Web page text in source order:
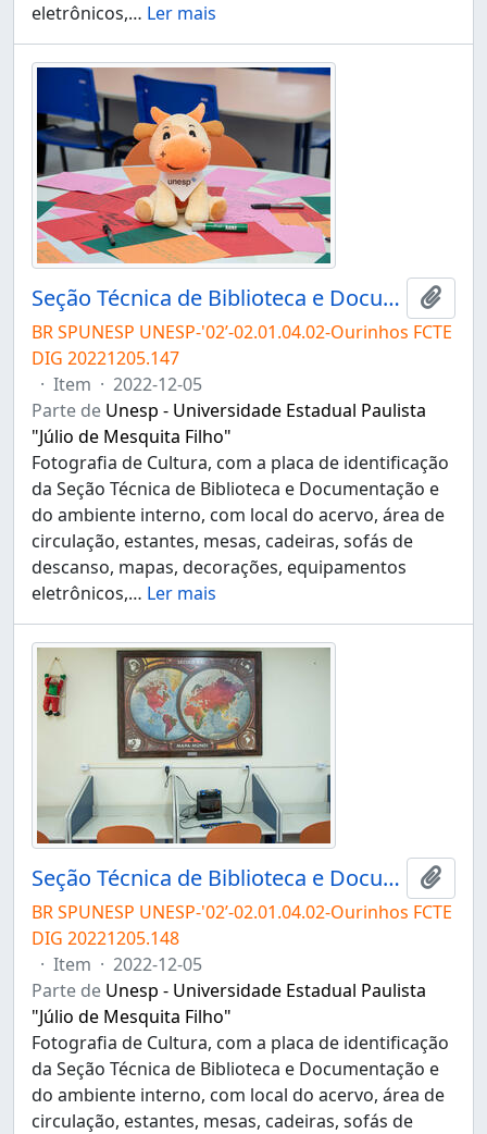
eletrônicos,… Ler mais
Seção Técnica de Biblioteca e Documentação do Campus de Ourinhos
BR SPUNESP UNESP-'02’-02.01.04.02-Ourinhos FCTE
DIG 20221205.147
· Item · 2022-12-05
Parte de Unesp - Universidade Estadual Paulista
"Júlio de Mesquita Filho"
Fotografia de Cultura, com a placa de identificação
da Seção Técnica de Biblioteca e Documentação e
do ambiente interno, com local do acervo, área de
circulação, estantes, mesas, cadeiras, sofás de
descanso, mapas, decorações, equipamentos
eletrônicos,… Ler mais
Seção Técnica de Biblioteca e Documentação do Campus de Ourinhos
BR SPUNESP UNESP-'02’-02.01.04.02-Ourinhos FCTE
DIG 20221205.148
· Item · 2022-12-05
Parte de Unesp - Universidade Estadual Paulista
"Júlio de Mesquita Filho"
Fotografia de Cultura, com a placa de identificação
da Seção Técnica de Biblioteca e Documentação e
do ambiente interno, com local do acervo, área de
circulação, estantes, mesas, cadeiras, sofás de